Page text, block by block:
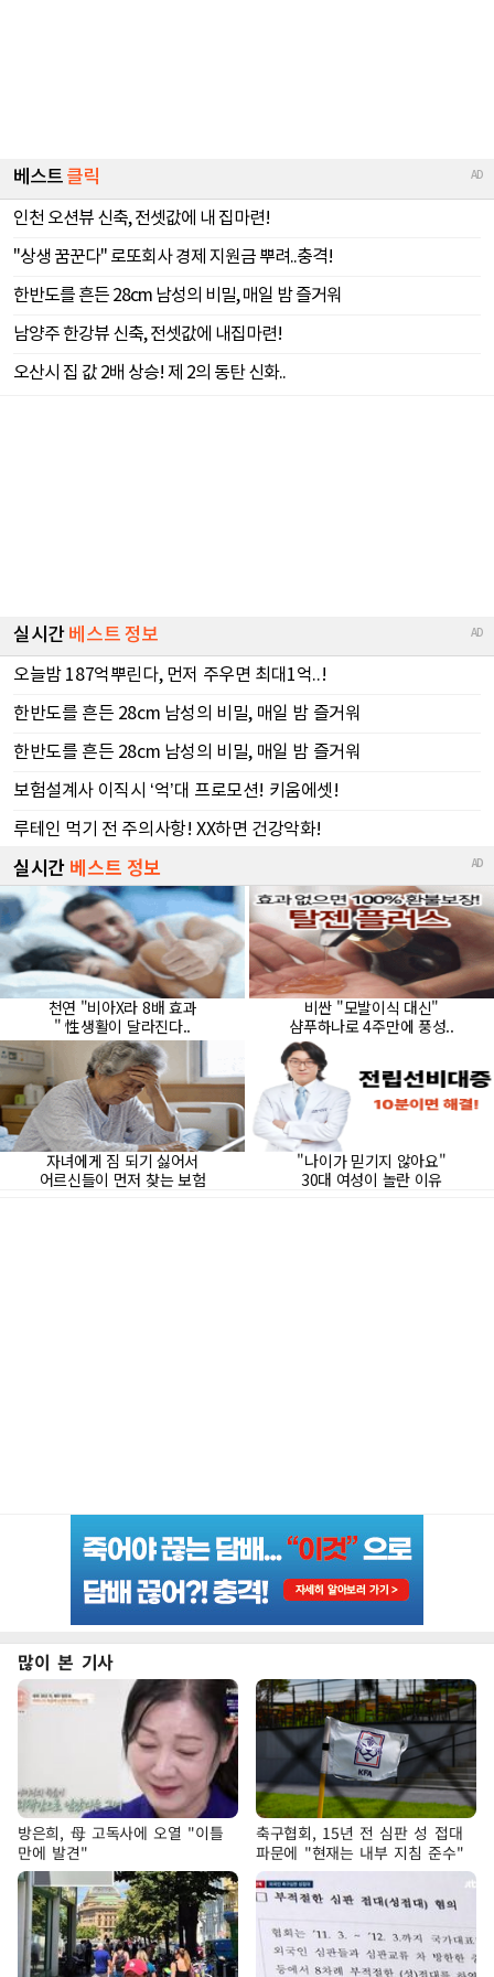
많이 본 기사
방은희, 母 고독사에 오열 "이틀
만에 발견"
축구협회, 15년 전 심판 성 접대
파문에 "현재는 내부 지침 준수"